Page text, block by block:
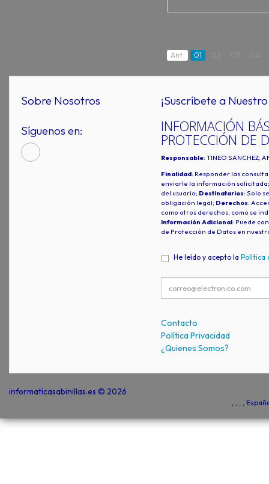
Ant. 01 03
Sobre Nosotros
Síguenos en:
¡Suscríbete a
INFORMACIÓN
PROTECCIÓN DE
Responsable: TINEO SANCHEZ,
Finalidad: Responder las
enviarle la información
del usuario; Destinatarios: Solo
obligación legal; Derechos:
como otros derechos, como se
Información Adicional: Puede
de Protección de Datos en
He leído y acepto la Política
Contacto
Política Privacidad
¿Quienes Somos?
informaticasabinillas.es © 2026
, , , ,